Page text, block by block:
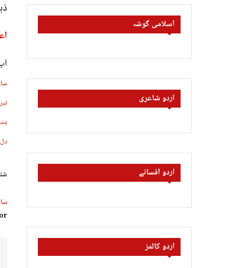
اسلامی گوشہ
اردو شاعری
اردو افسانے
اردو کالمز